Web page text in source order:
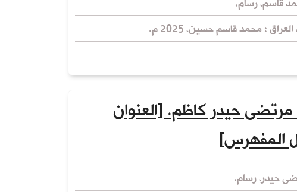
قاسم، رسام.
العراق : محمد قاسم حسين، 2025 م.
حيدر كاظم. [العنوان
المفهرس]
حيدر، رسام.